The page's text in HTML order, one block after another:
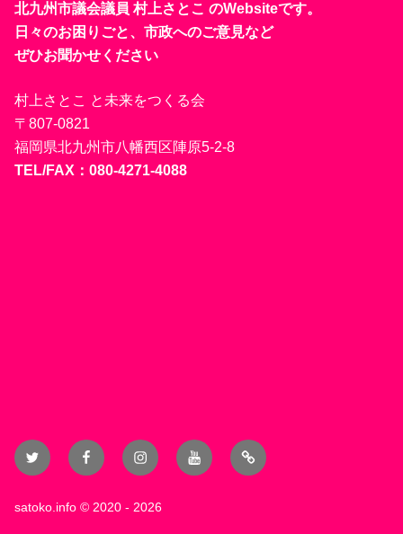
北九州市議会議員 村上さとこ のWebsiteです。
日々のお困りごと、市政へのご意見など
ぜひお聞かせください
村上さとこ と未来をつくる会
〒807-0821
福岡県北九州市八幡西区陣原5-2-8
TEL/FAX：080-4271-4088
Twitter FacebookInstagramYouTubeBlog
satoko.info © 2020 - 2026